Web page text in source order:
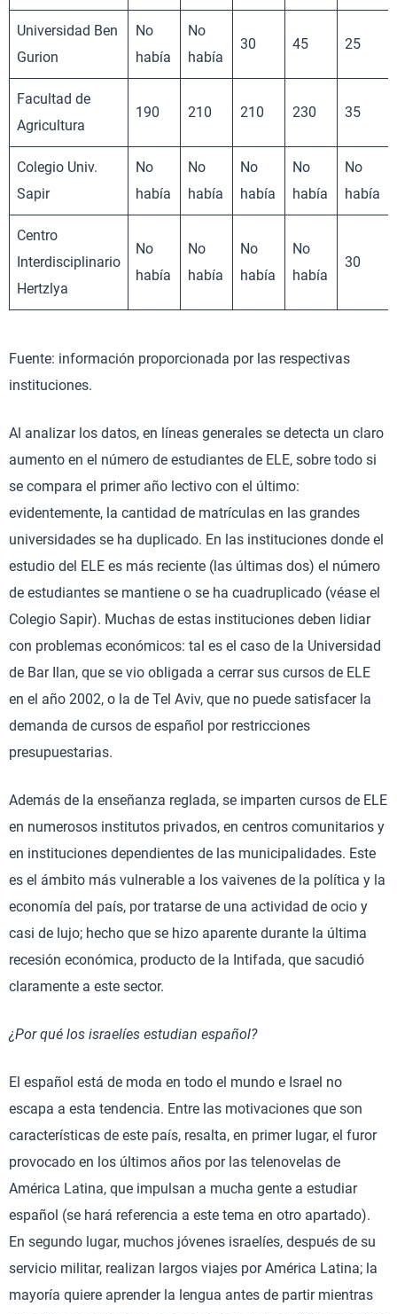
Universidad Ben
Gurion
No
había
No
había
30 45 25
Facultad de
Agricultura
190 210 210 230 35
Colegio Univ.
Sapir
No
había
No
había
No
había
No
había
No
había
Centro
Interdisciplinario
Hertzlya
No
había
No
había
No
había
No
había
30
Fuente: información proporcionada por las respectivas
instituciones.
Al analizar los datos, en líneas generales se detecta un claro
aumento en el número de estudiantes de ELE, sobre todo si
se compara el primer año lectivo con el último:
evidentemente, la cantidad de matrículas en las grandes
universidades se ha duplicado. En las instituciones donde el
estudio del ELE es más reciente (las últimas dos) el número
de estudiantes se mantiene o se ha cuadruplicado (véase el
Colegio Sapir). Muchas de estas instituciones deben lidiar
con problemas económicos: tal es el caso de la Universidad
de Bar Ilan, que se vio obligada a cerrar sus cursos de ELE
en el año 2002, o la de Tel Aviv, que no puede satisfacer la
demanda de cursos de español por restricciones
presupuestarias.
Además de la enseñanza reglada, se imparten cursos de ELE
en numerosos institutos privados, en centros comunitarios y
en instituciones dependientes de las municipalidades. Este
es el ámbito más vulnerable a los vaivenes de la política y la
economía del país, por tratarse de una actividad de ocio y
casi de lujo; hecho que se hizo aparente durante la última
recesión económica, producto de la Intifada, que sacudió
claramente a este sector.
¿Por qué los israelíes estudian español?
El español está de moda en todo el mundo e Israel no
escapa a esta tendencia. Entre las motivaciones que son
características de este país, resalta, en primer lugar, el furor
provocado en los últimos años por las telenovelas de
América Latina, que impulsan a mucha gente a estudiar
español (se hará referencia a este tema en otro apartado).
En segundo lugar, muchos jóvenes israelíes, después de su
servicio militar, realizan largos viajes por América Latina; la
mayoría quiere aprender la lengua antes de partir mientras